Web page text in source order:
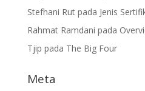
Stefhani Rutpada Jenis
Rahmat Ramdani pada
Tjip pada The Big Four
Meta